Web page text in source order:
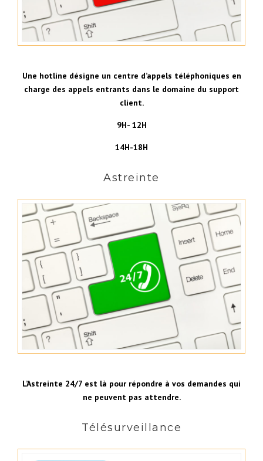
Une hotline désigne un centre d’appels téléphoniques en
charge des appels entrants dans le domaine du support
client.
9H- 12H
14H-18H
Astreinte
L’Astreinte 24/7 est là pour répondre à vos demandes qui
ne peuvent pas attendre.
Télésurveillance